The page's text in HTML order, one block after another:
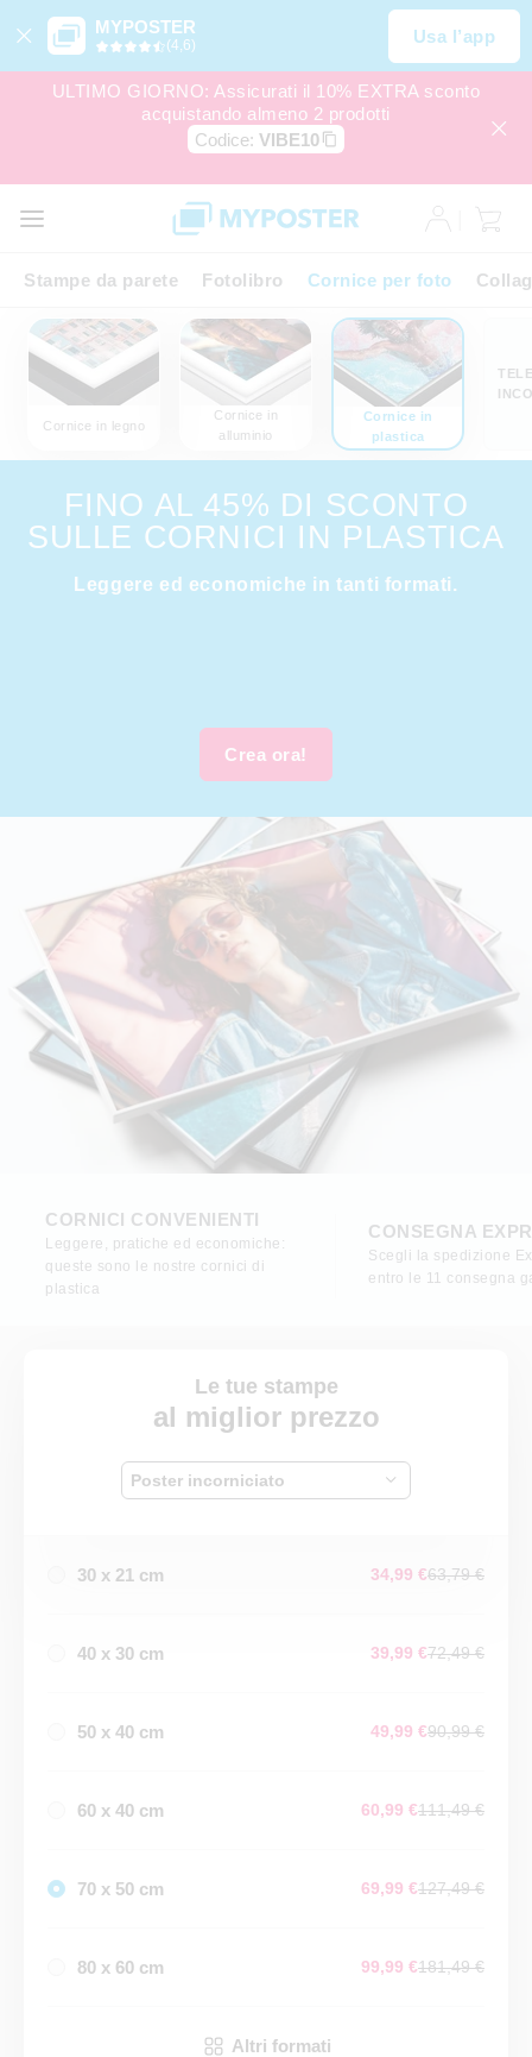
MYPOSTER
(4,6) Usa l’app
ULTIMO GIORNO: Assicurati il 10% EXTRA sconto
acquistando almeno 2 prodotti
Codice: VIBE10
Stampe da parete Fotolibro Cornice per foto
Cornice in legno
Cornice in
alluminio
Cornice in
plastica
TELE
FINO AL 45% DI SCONTO
SULLE CORNICI IN PLASTICA
Leggere ed economiche in tanti formati.
Crea ora!
CORNICI CONVENIENTI
Leggere, pratiche ed economiche:
queste sono le nostre cornici di
plastica
CONSEGNA
Scegli la spedizione
entro le 11 consegna
Le tue stampe
al miglior prezzo
Poster incorniciato
30 x 21 cm 34,99 €63,79 €
40 x 30 cm 39,99 €72,49 €
50 x 40 cm 49,99 €90,99 €
60 x 40 cm 60,99 €111,49 €
70 x 50 cm 69,99 €127,49 €
80 x 60 cm 99,99 €181,49 €
Altri formati